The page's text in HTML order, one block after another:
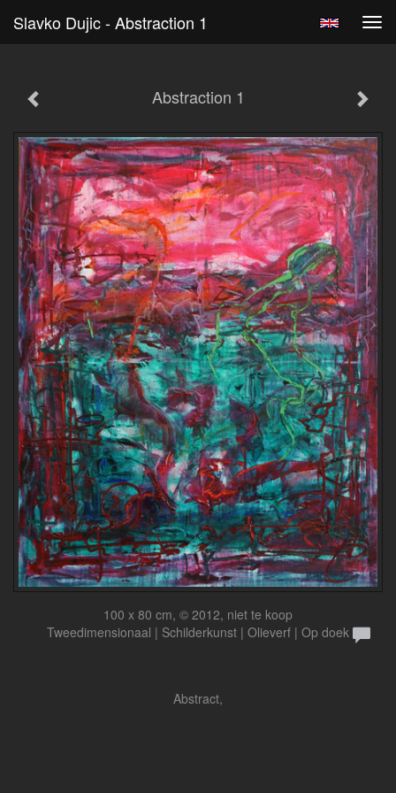
Slavko Dujic - Abstraction 1
Abstraction 1
100 x 80 cm, © 2012, niet te koop
Tweedimensionaal | Schilderkunst | Olieverf | Op doek
Abstract,